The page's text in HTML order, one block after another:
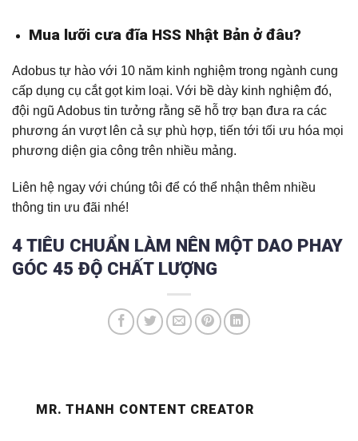
Mua lưỡi cưa đĩa HSS Nhật Bản ở đâu?
Adobus tự hào với 10 năm kinh nghiệm trong ngành cung
cấp dụng cụ cắt gọt kim loại. Với bề dày kinh nghiệm đó,
đội ngũ Adobus tin tưởng rằng sẽ hỗ trợ bạn đưa ra các
phương án vượt lên cả sự phù hợp, tiến tới tối ưu hóa mọi
phương diện gia công trên nhiều mảng.
Liên hệ ngay với chúng tôi để có thể nhận thêm nhiều
thông tin ưu đãi nhé!
4 TIÊU CHUẨN LÀM NÊN MỘT DAO PHAY
GÓC 45 ĐỘ CHẤT LƯỢNG
MR. THANH CONTENT CREATOR